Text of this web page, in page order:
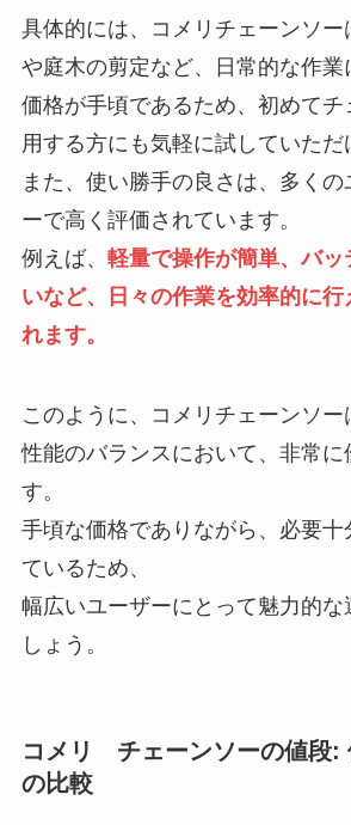
具体的には、コメリチェーンソ
や庭木の剪定など、日常的な作業
価格が手頃であるため、初めてチ
用する方にも気軽に試していただ
また、使い勝手の良さは、多くの
ーで高く評価されています。
例えば、 軽量で操作が簡単、バ
いなど、日々の作業を効率的に行
れます。
このように、コメリチェーンソー
性能のバランスにおいて、非常
す。
手頃な価格でありながら、必要十
ているため、
幅広いユーザーにとって魅力的
しょう。
コメリ チェーンソーの値段:
の比較